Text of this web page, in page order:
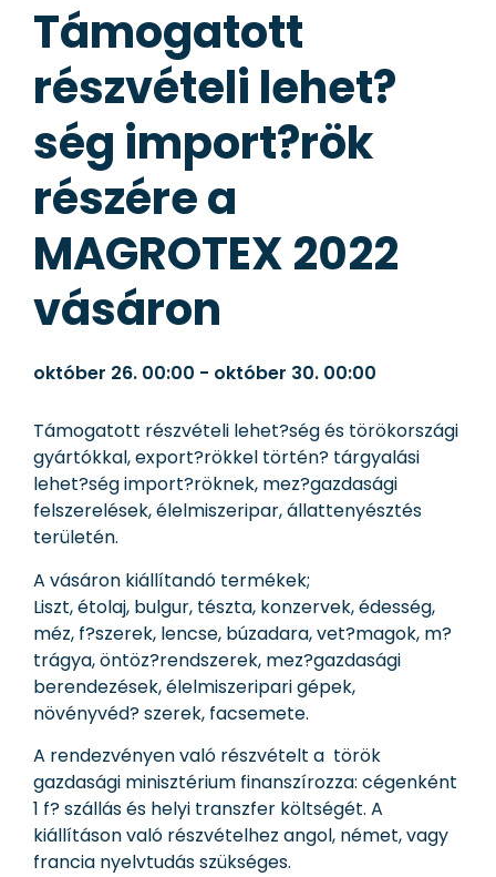
Támogatott
részvételi lehet?
ség import?rök
részére a
MAGROTEX 2022
vásáron
október 26. 00:00 - október 30. 00:00
Támogatott részvételi lehet?ség és törökországi
gyártókkal, export?rökkel történ? tárgyalási
lehet?ség import?röknek, mez?gazdasági
felszerelések, élelmiszeripar, állattenyésztés
területén.
A vásáron kiállítandó termékek;
Liszt, étolaj, bulgur, tészta, konzervek, édesség,
méz, f?szerek, lencse, búzadara, vet?magok, m?
trágya, öntöz?rendszerek, mez?gazdasági
berendezések, élelmiszeripari gépek,
növényvéd? szerek, facsemete.
A rendezvényen való részvételt a török
gazdasági minisztérium finanszírozza: cégenként
1 f? szállás és helyi transzfer költségét. A
kiállításon való részvételhez angol, német, vagy
francia nyelvtudás szükséges.